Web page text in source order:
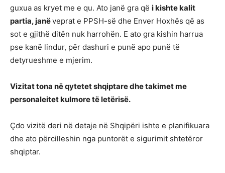
guxua as kryet me e qu. Ato janë gra që i kishte kalit
partia, janëveprat e PPSH-së dhe Enver Hoxhës që as
sot e gjithë ditën nuk harrohën. E ato gra kishin harrua
pse kanë lindur, për dashuri e punë apo punë të
detyrueshme e mjerim.
Vizitat tona në qytetet shqiptare dhe takimet me
personaleitet kulmore të letërisë.
Çdo vizitë deri në detaje në Shqipëri ishte e planifikuara
dhe ato përcilleshin nga puntorët e sigurimit shtetëror
shqiptar.